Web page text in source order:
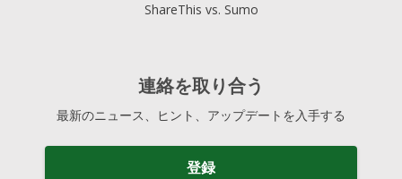
ShareThis vs. Sumo
連絡を取り合う
最新のニュース、ヒント、アップデートを入手する
登録